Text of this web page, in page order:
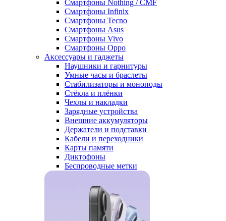
Смартфоны Nothing / CMF
Смартфоны Infinix
Смартфоны Tecno
Смартфоны Asus
Смартфоны Vivo
Смартфоны Oppo
Аксессуары и гаджеты
Наушники и гарнитуры
Умные часы и браслеты
Стабилизаторы и моноподы
Стёкла и плёнки
Чехлы и накладки
Зарядные устройства
Внешние аккумуляторы
Держатели и подставки
Кабели и переходники
Карты памяти
Диктофоны
Беспроводные метки